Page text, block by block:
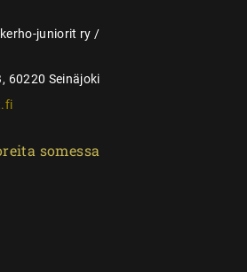
juniorit ry /
60220 Seinäjoki
somessa